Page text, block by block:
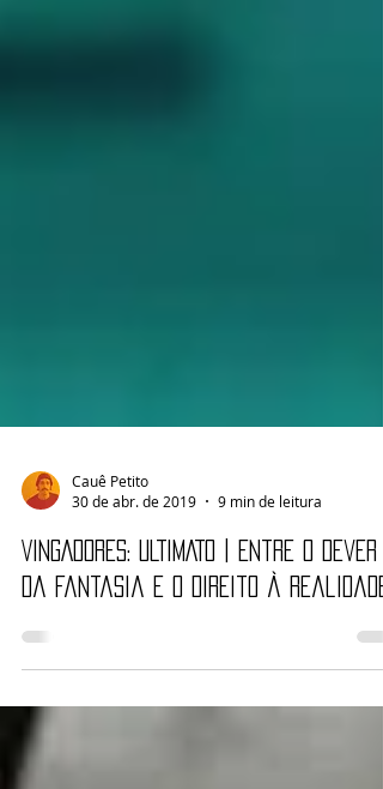
Cauê Petito
30 de abr. de 2019
9 min de leitura
VINGADORES: ULTIMATO | Entre o dever
da fantasia e o direito à realidade